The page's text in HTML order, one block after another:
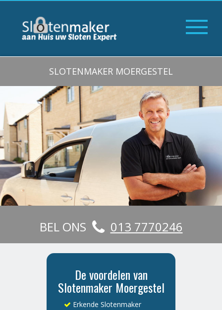
SLOTENMAKER MOERGESTEL
BEL ONS 013 7770246
De voordelen van
Slotenmaker Moergestel
Erkende Slotenmaker